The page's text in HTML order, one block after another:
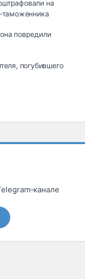
на
таможенника
повредили
погубившего